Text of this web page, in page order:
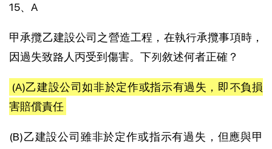
15、A
甲承攬乙建設公司之營造工程，在執行承攬事項時，
因過失致路人丙受到傷害。下列敘述何者正確？
(A)乙建設公司如非於定作或指示有過失，即不負損
害賠償責任
(B)乙建設公司雖非於定作或指示有過失，但應與甲